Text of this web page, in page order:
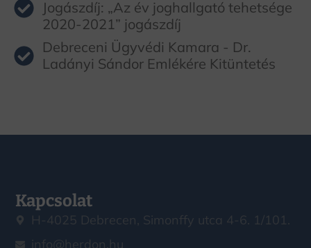
Jogászdíj: „Az év joghallgató tehetsége
2020-2021” jogászdíj
Debreceni Ügyvédi Kamara - Dr.
Ladányi Sándor Emlékére Kitüntetés
Kapcsolat
H-4025 Debrecen, Simonffy utca 4-6. 1/101.
info@herdon.hu